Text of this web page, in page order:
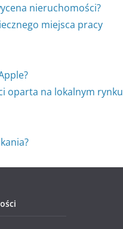
nieruchomości?
miejsca pracy
oparta na lokalnym rynku